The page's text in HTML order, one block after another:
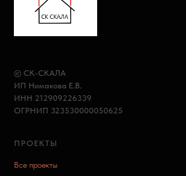
© СК-СКАЛА
ИП Нимакова Е.В.
ИНН 212909226339
ОГРНИП 323530000050625
ПРОЕКТЫ
Все проекты